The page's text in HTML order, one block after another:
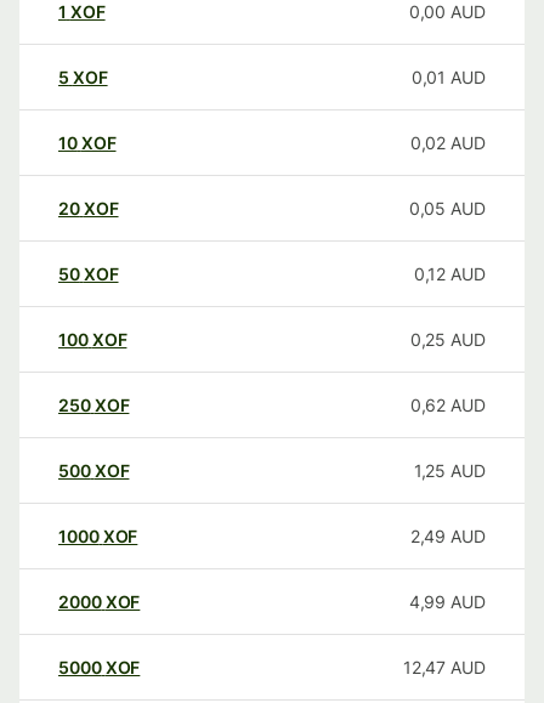
1 XOF 0,00 AUD
5 XOF 0,01 AUD
10XOF 0,02 AUD
20XOF 0,05 AUD
50XOF 0,12 AUD
100XOF 0,25 AUD
250XOF 0,62 AUD
500XOF 1,25 AUD
1000XOF 2,49 AUD
2000XOF 4,99 AUD
5000XOF 12,47 AUD